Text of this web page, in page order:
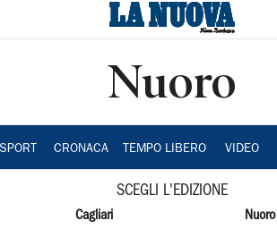
Nuoro
SPORT CRONACA TEMPO LIBERO VIDEO
SCEGLI L'EDIZIONE
Cagliari Nuoro